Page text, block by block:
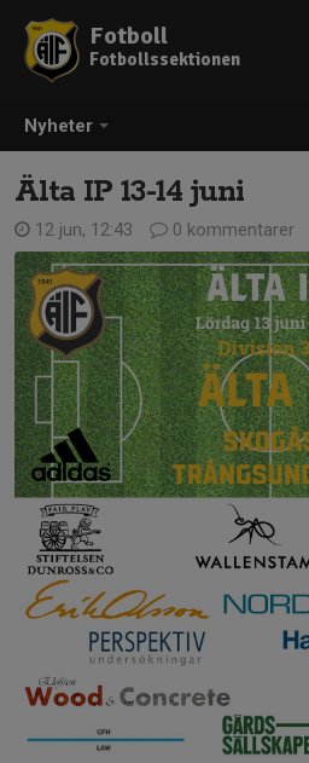
Nyheter
Fotboll
Fotbollssektionen
Älta IP 13-14 juni
12 jun, 12:43 0 kommentarer